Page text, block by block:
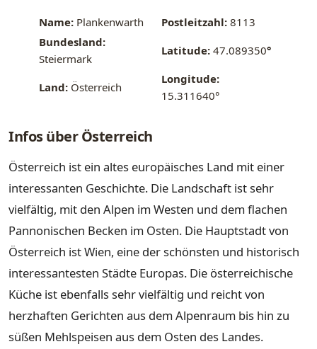
Name: Plankenwarth Postleitzahl: 8113
Bundesland:
Steiermark
Latitude: 47.089350°
Land: Österreich
Longitude:
15.311640°
Infos über Österreich
Österreich ist ein altes europäisches Land mit einer
interessanten Geschichte. Die Landschaft ist sehr
vielfältig, mit den Alpen im Westen und dem flachen
Pannonischen Becken im Osten. Die Hauptstadt von
Österreich ist Wien, eine der schönsten und historisch
interessantesten Städte Europas. Die österreichische
Küche ist ebenfalls sehr vielfältig und reicht von
herzhaften Gerichten aus dem Alpenraum bis hin zu
süßen Mehlspeisen aus dem Osten des Landes.